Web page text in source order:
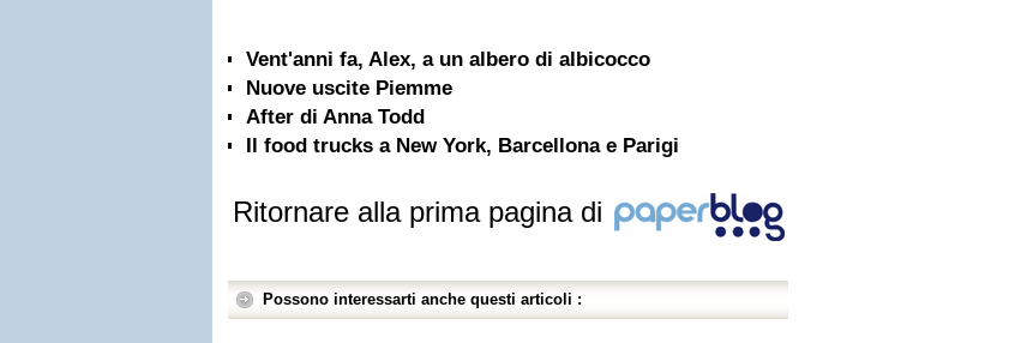
Vent'anni fa, Alex, a un albero di albicocco
Nuove uscite Piemme
After di Anna Todd
Il food trucks a New York, Barcellona e Parigi
Ritornare alla prima pagina di
Possono interessarti anche questi articoli :